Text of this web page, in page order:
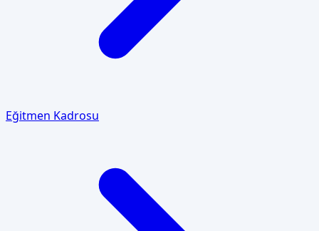
Eğitmen Kadrosu